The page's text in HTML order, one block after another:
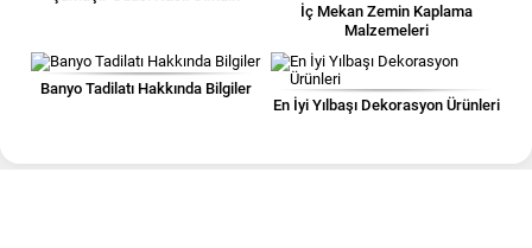
İç Mekan Zemin Kaplama
Malzemeleri
Banyo Tadilatı Hakkında Bilgiler
En İyi Yılbaşı Dekorasyon Ürünleri